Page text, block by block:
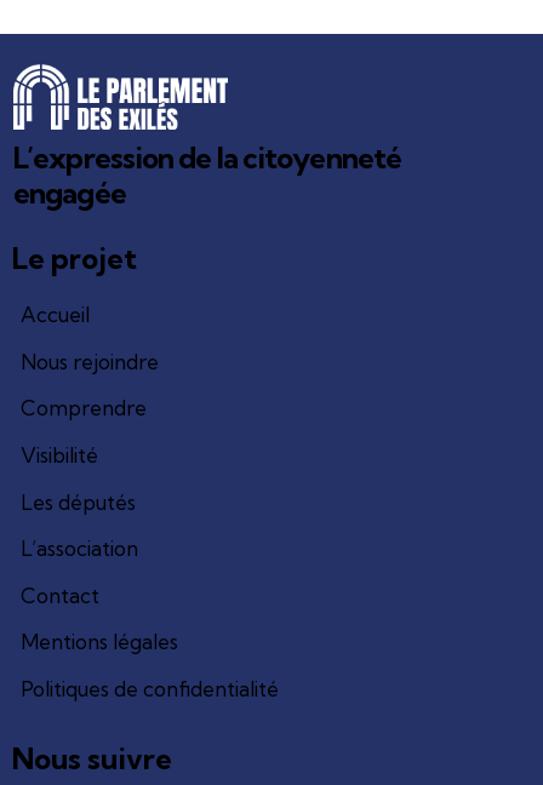
L’expression de la citoyenneté
engagée
Le projet
Accueil
Nous rejoindre
Comprendre
Visibilité
Les députés
L’association
Contact
Mentions légales
Politiques de confidentialité
Nous suivre